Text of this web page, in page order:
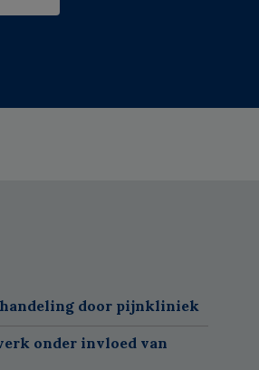
door pijnkliniek
onder invloed van